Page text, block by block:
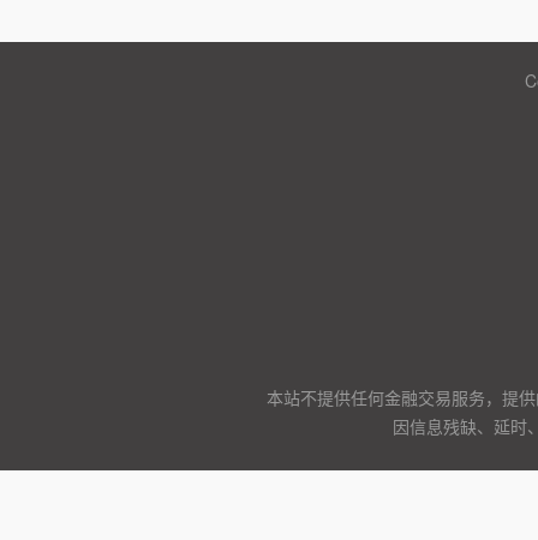
本站不提供任何金融交易服务，提
因信息残缺、延时